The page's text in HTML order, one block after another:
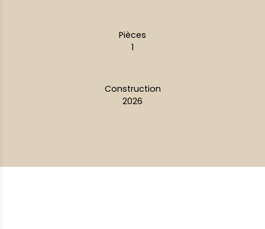
Pièces
1
Construction
2026